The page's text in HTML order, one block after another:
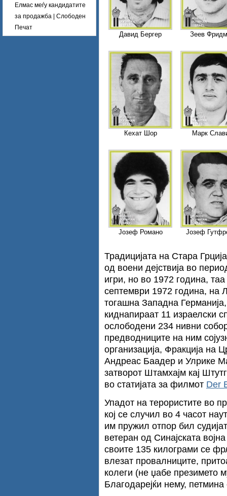
Елмас меѓу кандидатите
за продажба | Слободен
Печат
Давид Бергер Зеев
Кехат Шор Марк
Јозеф Романо Јозеф
Традицијата на Стара
од воени дејствија во
игри, но во 1972 година,
септември 1972 година, на
тогашна Западна
киднапираат 11 израелски
ослободени 234 нивни
предводниците на ним
организација, Фракција на
Андреас Баадер и Улрике
затворот Штамхајм кај
во статијата за филмот Der
Упадот на терористите во
кој се случил во 4 часот
им пружил отпор бил
ветеран од Синајската
своите 135 килограми се
влезат провалниците,
колеги (не џабе презимето
Благодарејќи нему,